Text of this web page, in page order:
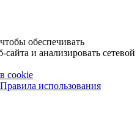
обеспечивать
и анализировать сетевой
cookie
Правила использования